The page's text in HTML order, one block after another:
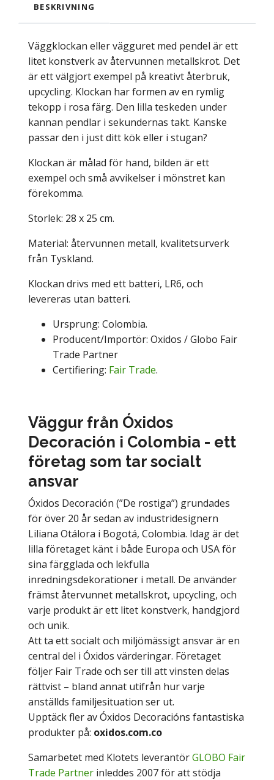
BESKRIVNING
Väggklockan eller vägguret med pendel är ett
litet konstverk av återvunnen metallskrot. Det
är ett välgjort exempel på kreativt återbruk,
upcycling. Klockan har formen av en rymlig
tekopp i rosa färg. Den lilla teskeden under
kannan pendlar i sekundernas takt. Kanske
passar den i just ditt kök eller i stugan?
Klockan är målad för hand, bilden är ett
exempel och små avvikelser i mönstret kan
förekomma.
Storlek: 28 x 25 cm.
Material: återvunnen metall, kvalitetsurverk
från Tyskland.
Klockan drivs med ett batteri, LR6, och
levereras utan batteri.
Ursprung: Colombia.
Producent/Importör: Oxidos / Globo Fair
Trade Partner
Certifiering: Fair Trade.
Väggur från Óxidos
Decoración i Colombia - ett
företag som tar socialt
ansvar
Óxidos Decoración (”De rostiga”) grundades
för över 20 år sedan av industridesignern
Liliana Otálora i Bogotá, Colombia. Idag är det
lilla företaget känt i både Europa och USA för
sina färgglada och lekfulla
inredningsdekorationer i metall. De använder
främst återvunnet metallskrot, upcycling, och
varje produkt är ett litet konstverk, handgjord
och unik.
Att ta ett socialt och miljömässigt ansvar är en
central del i Óxidos värderingar. Företaget
följer Fair Trade och ser till att vinsten delas
rättvist – bland annat utifrån hur varje
anställds familjesituation ser ut.
Upptäck fler av Óxidos Decoracións fantastiska
produkter på: oxidos.com.co
Samarbetet med Klotets leverantörGLOBO Fair
Trade Partner inleddes 2007 för att stödja